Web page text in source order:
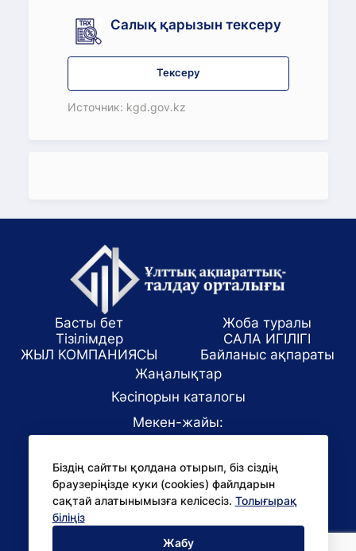
Салық қарызын тексеру
Тексеру
Источник: kgd.gov.kz
Біздің сайтты қолдана отырып, біз сіздің
браузеріңізде куки (cookies) файлдарын
сақтай алатынымызға келісесіз. Толығырақ
біліңіз
Жабу
Басты бет
Жоба туралы
Тізілімдер
САЛА ИГІЛІГІ
ЖЫЛ КОМПАНИЯСЫ
Байланыс ақпараты
Жаңалықтар
Кәсіпорын каталогы
Мекен-жайы:
E-mail:
office@niac.kz
pr@niac.kz